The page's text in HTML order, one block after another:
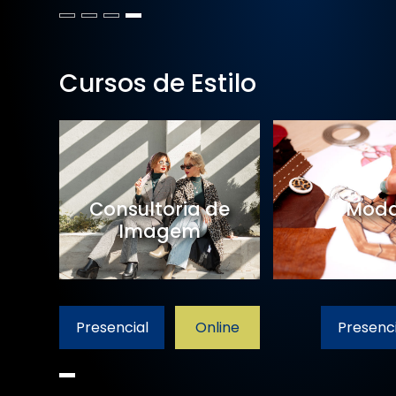
Cursos de Estilo
Consultoria de
Imagem
Presencial Online